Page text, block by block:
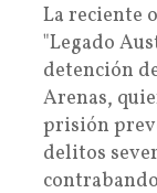
La reciente
"Legado
detención
Arenas,
prisión
delitos